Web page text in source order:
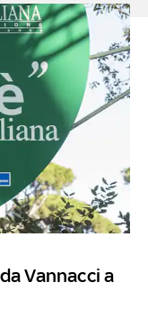
Vannacci a